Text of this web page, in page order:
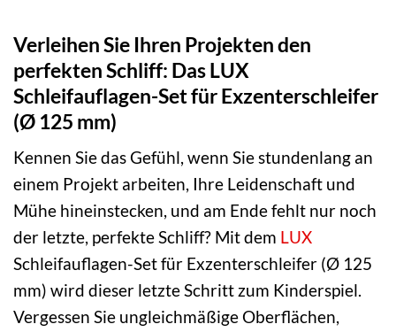
Verleihen Sie Ihren Projekten den
perfekten Schliff: Das LUX
Schleifauflagen-Set für Exzenterschleifer
(Ø 125 mm)
Kennen Sie das Gefühl, wenn Sie stundenlang an
einem Projekt arbeiten, Ihre Leidenschaft und
Mühe hineinstecken, und am Ende fehlt nur noch
der letzte, perfekte Schliff? Mit dem LUX
Schleifauflagen-Set für Exzenterschleifer (Ø 125
mm) wird dieser letzte Schritt zum Kinderspiel.
Vergessen Sie ungleichmäßige Oberflächen,